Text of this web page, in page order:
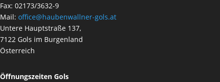
Fax: 02173/3632-9
Mail: office@haubenwallner-gols.at
Untere Hauptstraße 137,
7122 Gols im Burgenland
Österreich
Öffnungszeiten Gols